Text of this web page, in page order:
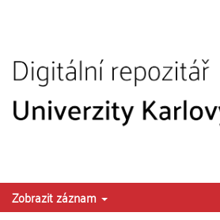
Zobrazit záznam